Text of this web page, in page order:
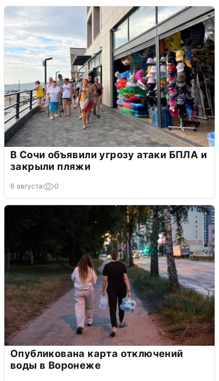
В Сочи объявили угрозу атаки БПЛА и
закрыли пляжи
6 августа 0
Опубликована карта отключений
воды в Воронеже